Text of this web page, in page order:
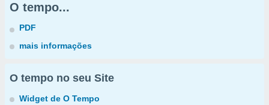
O tempo...
PDF
mais informações
O tempo no seu Site
Widget de O Tempo